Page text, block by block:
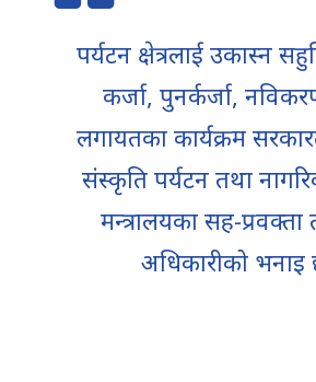
पर्यटन क्षेत्रलाई उकास्न
कर्जा, पुनर्कर्जा,
लगायतका कार्यक्रम
संस्कृति पर्यटन तथा
मन्त्रालयका सह-प्रवक्ता
अधिकारीको भनाइ